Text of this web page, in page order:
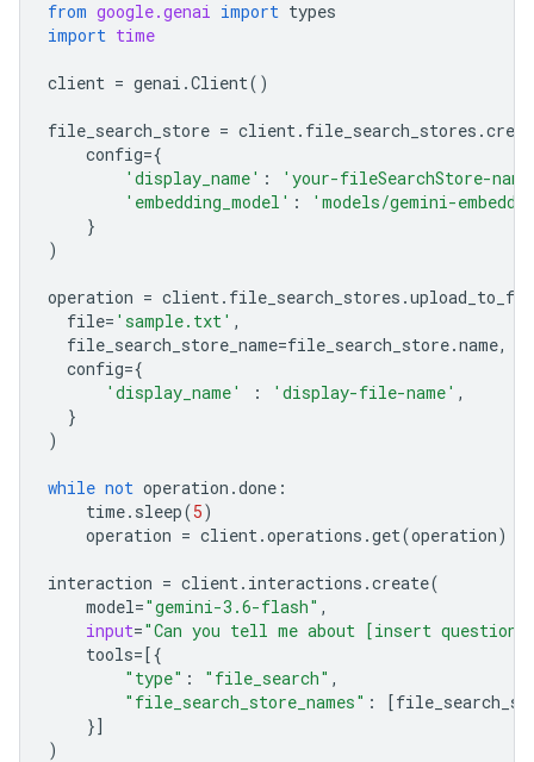
from google.genai import types
import time
client = genai .Client()
file_search_store = client. file_search_stores .
config={
'display_name' :
'your-fileSearchStore-
'embedding_model' :
'models/gemini-
}
)
operation = client. file_search_stores .
file= 'sample.txt' ,
file_search_store_name=file_search_store.name,
config={
'display_name'
: 'display-file-name' ,
}
)
while not operation .done :
time. sleep(5)
operation = client.operations .get(operation)
interaction = client. interactions .create(
model="gemini-3.6-flash" ,
input="Can you tell me about [insert
tools=[{
"type" : "file_search" ,
"file_search_store_names" : [
}]
)